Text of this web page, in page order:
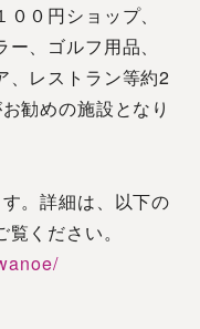
０円ショップ、
、ゴルフ用品、
、レストラン等約2
勧めの施設となり
。詳細は、以下の
ください。